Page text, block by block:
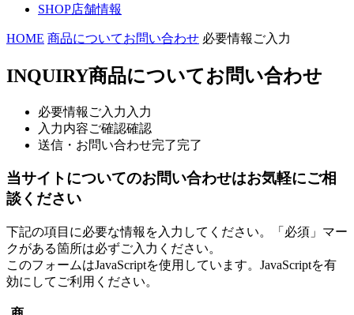
SHOP店舗情報
HOME 商品についてお問い合わせ 必要情報ご入力
INQUIRY商品についてお問い合わせ
必要情報ご入力 入力
入力内容ご確認確認
送信・お問い合わせ完了完了
当サイトについてのお問い合わせはお気軽にご相
談ください
下記の項目に必要な情報を入力してください。「必須」マー
クがある箇所は必ずご入力ください。
このフォームはJavaScriptを使用しています。JavaScriptを有
効にしてご利用ください。